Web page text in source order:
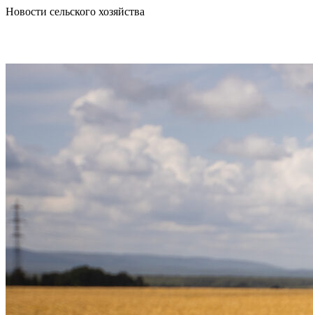
Новости сельского хозяйства